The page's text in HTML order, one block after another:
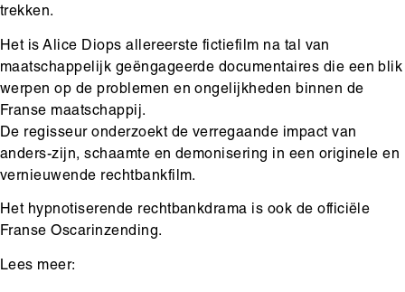
trekken.
Het is Alice Diops allereerste fictiefilm na tal van
maatschappelijk geëngageerde documentaires die een blik
werpen op de problemen en ongelijkheden binnen de
Franse maatschappij.
De regisseur onderzoekt de verregaande impact van
anders-zijn, schaamte en demonisering in een originele en
vernieuwende rechtbankfilm.
Het hypnotiserende rechtbankdrama is ook de officiële
Franse Oscarinzending.
Lees meer: